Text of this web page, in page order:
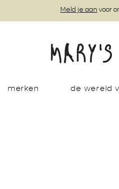
merken de wereld
Meld je aan voor